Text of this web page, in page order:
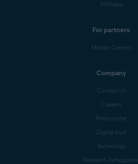
Affiliates
For partners
Mobile Carriers
Company
Contact Us
Careers
Press center
Digital trust
Technology
Research